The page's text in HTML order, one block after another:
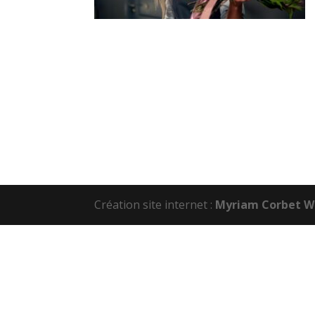
Création site internet : Myriam Corbet